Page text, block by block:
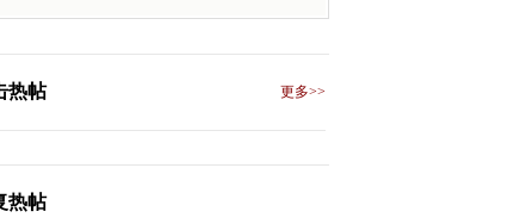
热帖 更多>>
热帖